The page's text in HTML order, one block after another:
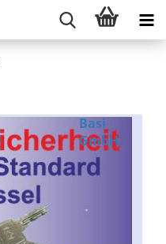
Basi
GmbH